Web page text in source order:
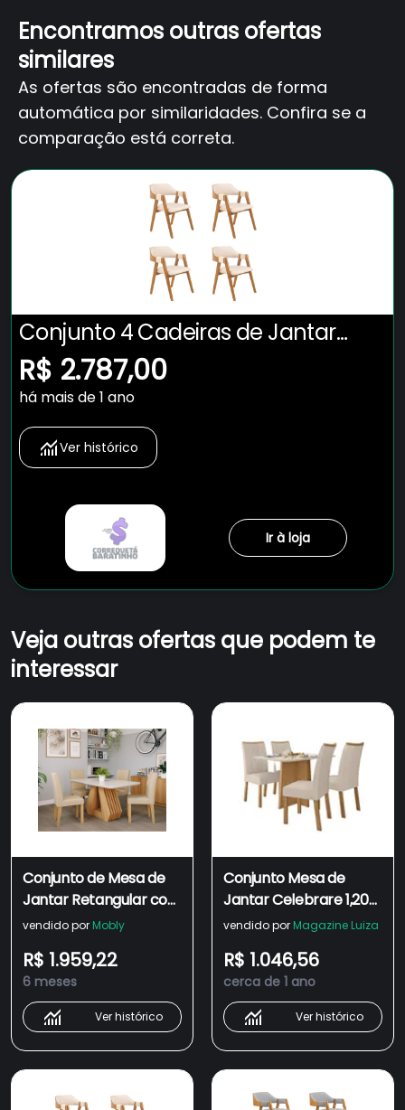
Encontramos outras ofertas
similares
As ofertas são encontradas de forma
automática por similaridades. Confira se a
comparação está correta.
Conjunto 4 Cadeiras de Jantar
Ottawa Amêndoa e Linho Off White
- 58959
R$ 2.787,00
há mais de 1 ano
Ver histórico
Ir à loja
Veja outras ofertas que podem te
interessar
Conjunto de Mesa de
Jantar Retangular com
Tampo de Vidro Off
Cadeiras Maia Linho
Gengibre e Nature
vendido por Mobly
R$ 1.959,22
6 meses
Ver histórico
Conjunto Mesa de
Jantar Celebrare 1,20
com vidro e 4 cadeiras
Rinzai Bege Amendoa
Clean/off White
vendido por Magazine Luiza
R$ 1.046,56
cerca de 1 ano
Ver histórico